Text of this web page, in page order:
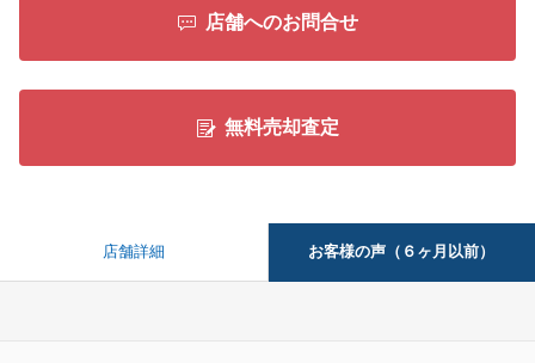
店舗へのお問合せ
無料売却査定
店舗詳細 お客様の声（６ヶ月以前）